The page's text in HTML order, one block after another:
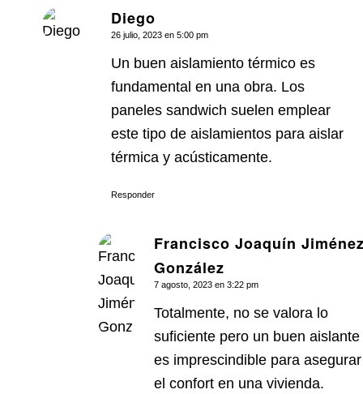
Diego
Dice:
26 julio, 2023 en 5:00 pm
Un buen aislamiento térmico es
fundamental en una obra. Los
paneles sandwich suelen emplear
este tipo de aislamientos para aislar
térmica y acústicamente.
Responder
Francisco Joaquín
González
Dice:
7 agosto, 2023 en 3:22 pm
Totalmente, no se valora lo
suficiente pero un buen aislante
es imprescindible para asegurar
el confort en una vivienda.